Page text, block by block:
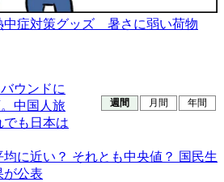
中症対策グッズ 暑さに弱い荷物
週間 月間 年間
ウンドに
中国人旅
も日本は
に近い？ それとも中央値？ 国民生
が公表